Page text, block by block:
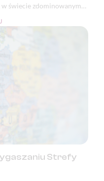
świecie zdominowanym
znajdują się w ścisłej
Strefy